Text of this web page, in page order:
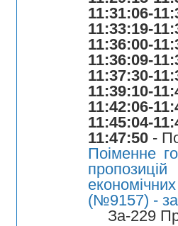
11:31:06-
11:33:19-
11:36:00-
11:36:09-
11:37:30-
11:39:10-
11:42:06-
11:45:04-
11:47:50 -
Поіменне
(№9157) - за
За-229